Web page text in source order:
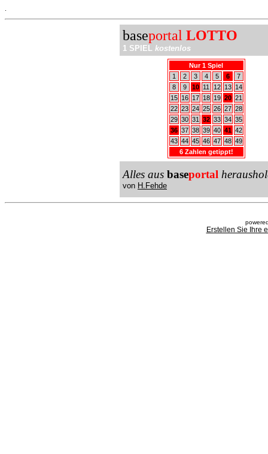
baseportal LOTTO
1 SPIEL kostenlos
Nur 1 Spiel
1
2 3 4 5 6
7
8
9 10 11 12 13
14
15
16 17 18 19 20 21
22 23 24 25 26 27 28
29 30 31 32 33 34 35
36 37 38 39 40 41 42
43 44 45 46 47 48 49
6 Zahlen getippt!
Alles aus baseportal
von H.Fehde
Erstellen Sie Ihre